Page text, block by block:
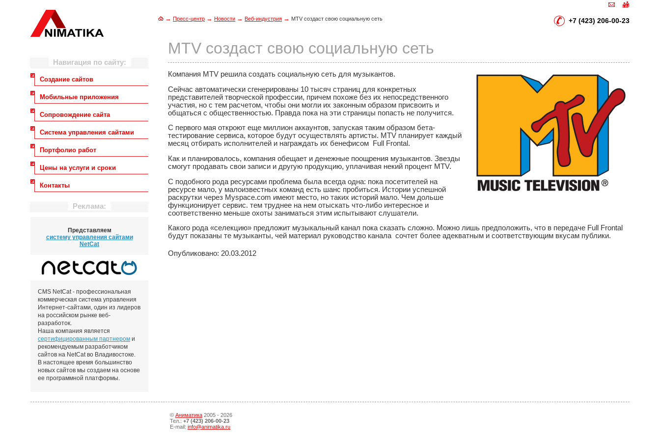
+7 (423) 206-00-23
→ Пресс-центр → Новости → Веб-индустрия → MTV создаст свою социальную сеть
MTV создаст свою социальную сеть
Компания MTV решила создать социальную сеть для музыкантов.
Сейчас автоматически сгенерированы 10 тысяч страниц для конкретных
представителей творческой профессии, причем похоже без их непосредственного
участия, но с тем расчетом, чтобы они могли их законным образом присвоить и
общаться с общественностью. Правда пока на эти страницы попасть не получится.
С первого мая откроют еще миллион аккаунтов, запуская таким образом бета-
тестирование сервиса, которое будут осуществлять артисты. MTV планирует каждый
месяц отбирать исполнителей и награждать их бенефисом Full Frontal.
Как и планировалось, компания обещает и денежные поощрения музыкантов. Звезды
смогут продавать свои записи и другую продукцию, уплачивая некий процент MTV.
С подобного рода ресурсами проблема была всегда одна: пока посетителей на
ресурсе мало, у малоизвестных команд есть шанс пробиться. Истории успешной
раскрутки через Myspace.com имеют место, но таких историй мало. Чем дольше
функционирует сервис. тем труднее на нем отыскать что-либо интересное и
соответственно меньше охоты заниматься этим испытывают слушатели.
Какого рода «селекцию» предложит музыкальный канал пока сказать сложно. Можно лишь предположить, что в передаче Full Frontal
будут показаны те музыканты, чей материал руководство канала сочтет более адекватным и соответствующим вкусам публики.
Опубликовано: 20.03.2012
Навигация по сайту:
Создание сайтов
Мобильные приложения
Сопровождение сайта
Система управления сайтами
Портфолио работ
Цены на услуги и сроки
Контакты
Реклама:
Представляем
систему управления сайтами
NetCat
CMS NetCat - профессиональная
коммерческая система управления
Интернет-сайтами, один из лидеров
на российском рынке веб-
разработок.
Наша компания является
сертифицированным партнером и
рекомендуемым разработчиком
сайтов на NetCat во Владивостоке.
В настоящее время большинство
новых сайтов мы создаем на основе
ее программной платформы.
© Аниматика 2005 - 2026
Тел.: +7 (423) 206-00-23
E-mail: info@animatika.ru